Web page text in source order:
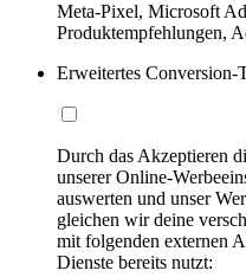
Meta-Pixel, Microsoft
Produktempfehlungen,
Erweitertes Conversion-
Durch das Akzeptieren
unserer Online-
auswerten und unser
gleichen wir deine
mit folgenden externen
Dienste bereits nutzt: